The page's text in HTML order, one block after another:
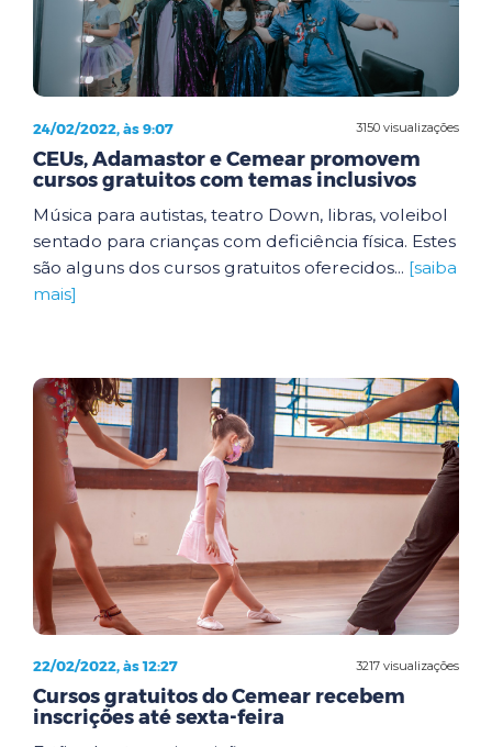
3150 visualizações
24/02/2022, às 9:07
CEUs, Adamastor e Cemear promovem
cursos gratuitos com temas inclusivos
Música para autistas, teatro Down, libras, voleibol
sentado para crianças com deficiência física. Estes
são alguns dos cursos gratuitos oferecidos... [saiba
mais]
3217 visualizações
22/02/2022, às 12:27
Cursos gratuitos do Cemear recebem
inscrições até sexta-feira